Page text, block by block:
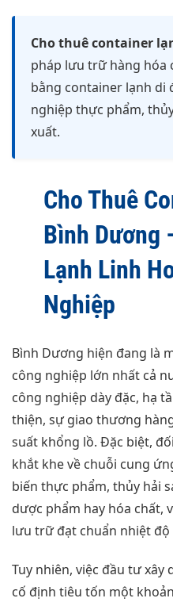
Cho thuê container
pháp lưu trữ hàng hóa
bằng container lạnh di
nghiệp thực phẩm,
xuất.
Cho Thuê
Bình Dương
Lạnh Linh
Nghiệp
Bình Dương hiện đang là
công nghiệp lớn nhất cả
công nghiệp dày đặc, hạ
thiện, sự giao thương
suất khổng lồ. Đặc biệt,
khắt khe về chuỗi cung
biến thực phẩm, thủy hải
dược phẩm hay hóa chất,
lưu trữ đạt chuẩn nhiệt độ
Tuy nhiên, việc đầu tư
cố định tiêu tốn một